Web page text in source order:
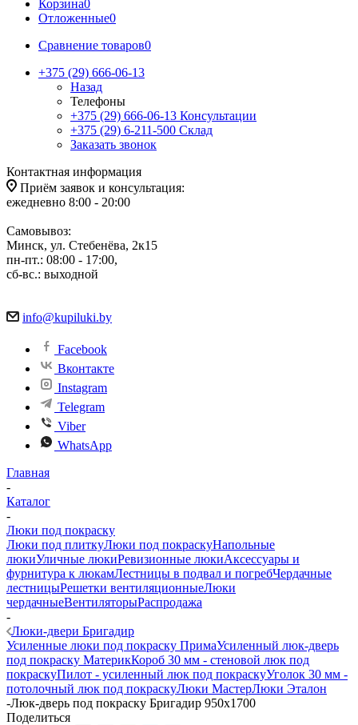
Корзина0
Отложенные0
Сравнение товаров0
+375 (29) 666-06-13
Назад
Телефоны
+375 (29) 666-06-13 Консультации
+375 (29) 6-211-500 Склад
Заказать звонок
Контактная информация
Приём заявок и консультация:
ежедневно 8:00 - 20:00
Самовывоз:
Минск, ул. Стебенёва, 2к15
пн-пт.: 08:00 - 17:00,
сб-вс.: выходной
info@kupiluki.by
Facebook
Вконтакте
Instagram
Telegram
Viber
WhatsApp
Главная
-
Каталог
-
Люки под покраску
Люки под плиткуЛюки под покраскуНапольные
люкиУличные люкиРевизионные люкиАксессуары и
фурнитура к люкамЛестницы в подвал и погребЧердачные
лестницыРешетки вентиляционныеЛюки
чердачныеВентиляторыРаспродажа
-
Люки-двери Бригадир
Усиленные люки под покраску ПримаУсиленный люк-дверь
под покраску МатерикКороб 30 мм - стеновой люк под
покраскуПилот - усиленный люк под покраскуУголок 30 мм -
потолочный люк под покраскуЛюки МастерЛюки Эталон
-Люк-дверь под покраску Бригадир 950х1700
Поделиться